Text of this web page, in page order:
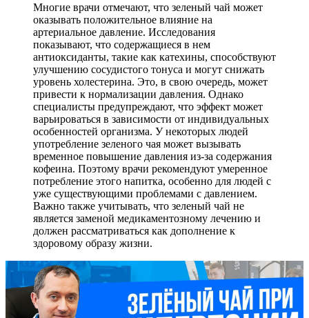
Многие врачи отмечают, что зеленый чай может
оказывать положительное влияние на
артериальное давление. Исследования
показывают, что содержащиеся в нем
антиоксиданты, такие как катехины, способствуют
улучшению сосудистого тонуса и могут снижать
уровень холестерина. Это, в свою очередь, может
привести к нормализации давления. Однако
специалисты предупреждают, что эффект может
варьироваться в зависимости от индивидуальных
особенностей организма. У некоторых людей
употребление зеленого чая может вызывать
временное повышение давления из-за содержания
кофеина. Поэтому врачи рекомендуют умеренное
потребление этого напитка, особенно для людей с
уже существующими проблемами с давлением.
Важно также учитывать, что зеленый чай не
является заменой медикаментозному лечению и
должен рассматриваться как дополнение к
здоровому образу жизни.